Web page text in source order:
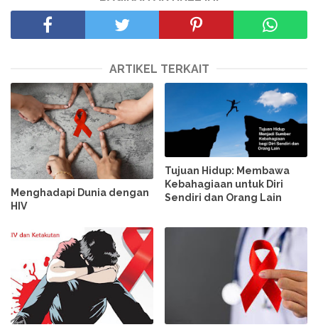
ARTIKEL TERKAIT
Menghadapi Dunia dengan
HIV
Tujuan Hidup: Membawa
Kebahagiaan untuk Diri
Sendiri dan Orang Lain